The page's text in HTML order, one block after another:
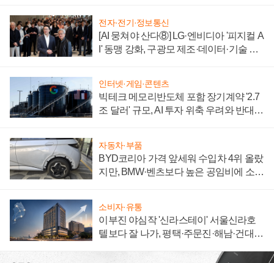
전자·전기·정보통신
[AI 뭉쳐야 산다⑧] LG·엔비디아 '피지컬 A
I' 동맹 강화, 구광모 제조·데이터·기술 결
인터넷·게임·콘텐츠
빅테크 메모리반도체 포함 장기계약 '2.7
조 달러' 규모, AI 투자 위축 우려와 반대
자동차·부품
BYD코리아 가격 앞세워 수입차 4위 올랐
지만, BMW·벤츠보다 높은 공임비에 소비
소비자·유통
이부진 야심작 '신라스테이' 서울신라호
텔보다 잘 나가, 평택·주문진·해남·건대로